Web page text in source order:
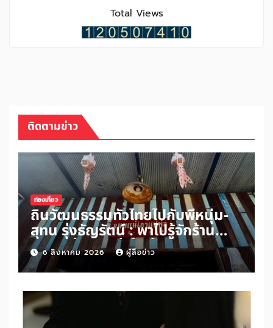
Total Views
ติดตามข่าว
ท่องเที่ยว
ถิ่นวัฒนธรรมทั่วไทยไปกับพี่หนุ่ม-
สุทน รุ่งธัญรัตน์ : พาไปรู้จักร้าน
ขนมแม่กาแฟพ่อในย่านสวนเกษตร
อำเภออัมพวา จังหวัดสมุทรสงคราม
6 สิงหาคม 2026 ผู้สื่อข่าว